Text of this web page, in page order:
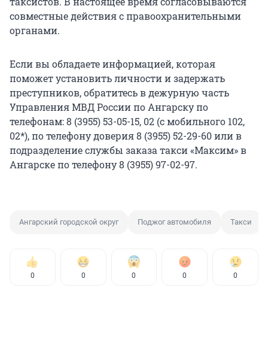
совместные действия с правоохранительными
органами.
Если вы обладаете информацией, которая
поможет установить личности и задержать
преступников, обратитесь в дежурную часть
Управления МВД России по Ангарску по
телефонам: 8 (3955) 53-05-15, 02 (с мобильного 102,
02*), по телефону доверия 8 (3955) 52-29-60 или в
подразделение службы заказа такси «Максим» в
Ангарске по телефону 8 (3955) 97-02-97.
Ангарский городской округ Поджог автомобиля Такси
0 0 0 0 0